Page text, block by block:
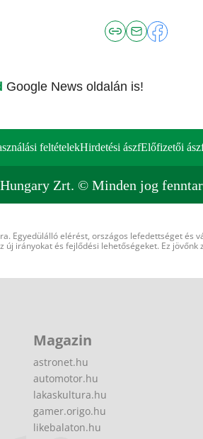
Google News oldalán is!
feltételekHirdetési ászfElőfizetői
Zrt. © Minden jog
Egyedülálló elérést, országos lefedettséget és
irányokat és fejlődési lehetőségeket. Ez jövőnk
Magazin
astronet.hu
automotor.hu
lakaskultura.hu
gamer.origo.hu
likebalaton.hu